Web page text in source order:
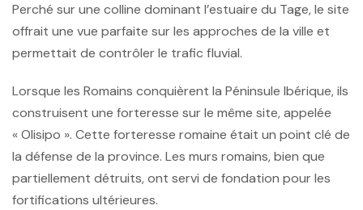
Perché sur une colline dominant l’estuaire du Tage, le site
offrait une vue parfaite sur les approches de la ville et
permettait de contrôler le trafic fluvial.
Lorsque les Romains conquièrent la Péninsule Ibérique, ils
construisent une forteresse sur le même site, appelée
« Olisipo ». Cette forteresse romaine était un point clé de
la défense de la province. Les murs romains, bien que
partiellement détruits, ont servi de fondation pour les
fortifications ultérieures.